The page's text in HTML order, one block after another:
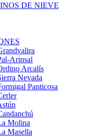
DE NIEVE
Arinsal
Arcalís
Nevada
Panticosa
Molina
Masella